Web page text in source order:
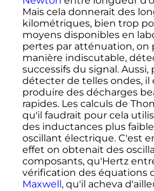
Mais cela donnerait des
kilométriques, bien trop
moyens disponibles en
pertes par atténuation, on
manière indiscutable,
successifs du signal.
détecter de telles ondes, il
produire des décharges
rapides. Les calculs de
qu'il faudrait pour cela
des inductances plus
oscillant électrique. C'est
effet on obtenait des
composants, qu'Hertz
vérification des équations
Maxwell, qu'il acheva